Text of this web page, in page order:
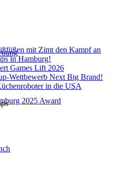
2025 Award
mit Zimt den Kampf an
in Hamburg!
Games Lift 2026
Wettbewerb Next Big Brand!
in die USA